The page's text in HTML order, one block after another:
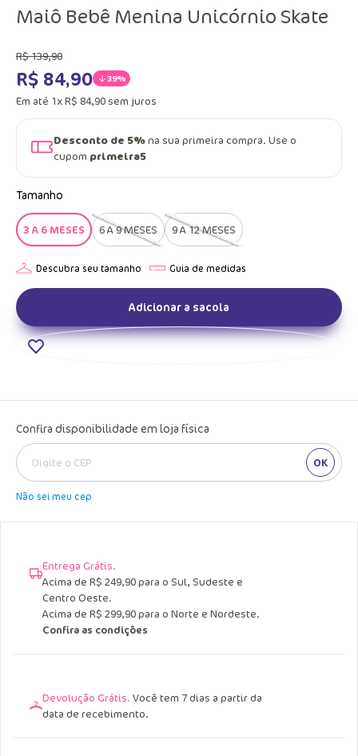
Maiô Bebê Menina Unicórnio Skate
R$139,90
R$ 84,90 39%
Em até 1xR$ 84,90 sem juros
Desconto de 5%na sua primeira compra. Use o
cupom primeira5
Tamanho
3 A 6 MESES 6 A 9 MESES 9 A 12 MESES
Adicionar a sacola
Confira disponibilidade em loja física
OK
Não sei meu cep
Entrega Grátis.
Acima de R$ 249,90 para o Sul, Sudeste e
Centro Oeste.
Acima de R$ 299,90 para o Norte e Nordeste.
Confira as condições
Devolução Grátis. Você tem 7 dias a partir da
data de recebimento.